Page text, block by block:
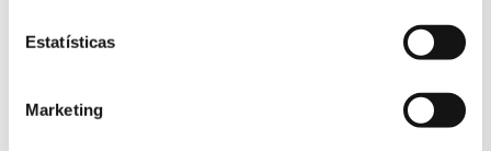
Estatísticas
Marketing